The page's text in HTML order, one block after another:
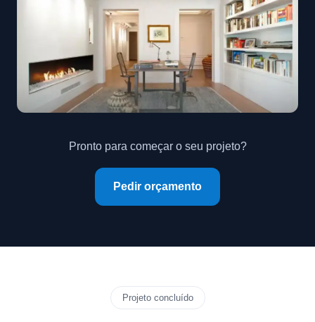
Pronto para começar o seu projeto?
Pedir orçamento
Projeto concluído